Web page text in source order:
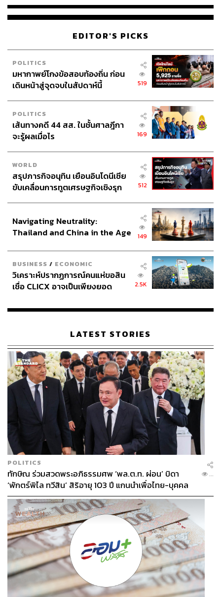
EDITOR'S PICKS
POLITICS
มหากาพย์โกงข้อสอบท้องถิ่น ก่อน
เดินหน้าสู่จุดจบในสัปดาห์นี้
519
POLITICS
เส้นทางคดี 44 สส. ในชั้นศาลฎีกา
จะรู้ผลเมื่อไร
169
WORLD
สรุปภารกิจอนุทิน เยือนอินโดนีเซีย
ขับเคลื่อนการทูตเศรษฐกิจเชิงรุก
512
Navigating Neutrality:
Thailand and China in the Age
149
BUSINESS / ECONOMIC
วิเคราะห์ปรากฏการณ์คนแห่ขอสิน
เชื่อ CLICX อาจเป็นเพียงยอด
เรือนไทยที่ถูกซุกไว้
2.5K
LATEST STORIES
POLITICS
ทักษิณ ร่วมสวดพระอภิธรรมศพ ‘พล.ต.ท. ผ่อน’ บิดา
‘พักตร์พิไล ทวีสิน’ สิริอายุ 103 ปี แกนนำเพื่อไทย-บุคคล
หลากวงการร่วมอาลัย
...